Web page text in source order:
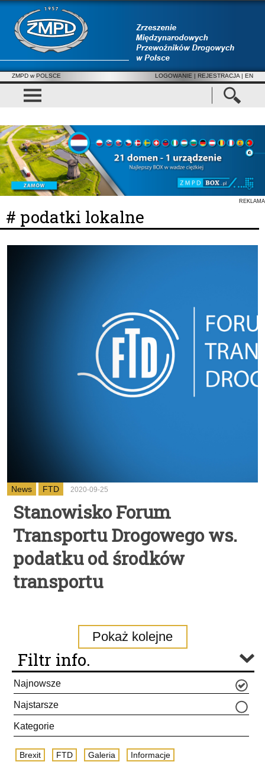
ZMPD w POLSCE LOGOWANIE | REJESTRACJA | EN
REKLAMA
# podatki lokalne
News FTD 2020-09-25
Stanowisko Forum
Transportu Drogowego ws.
podatku od środków
transportu
Pokaż kolejne
Filtr info.
Najnowsze
Najstarsze
Kategorie
Brexit FTD Galeria Informacje